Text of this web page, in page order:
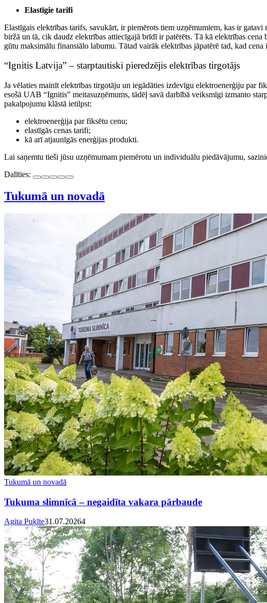
Elastīgie tarifi
Elastīgais elektrības tarifs, savukārt, ir piemērots tiem uzņēmumiem, kas ir
biržā un tā, cik daudz elektrības attiecīgajā brīdī ir patērēts. Tā kā elektrības
gūtu maksimālu finansiālo labumu. Tātad vairāk elektrības jāpatērē tad, kad
“Ignitis Latvija” – starptautiski pieredzējis elektrības tirgotājs
Ja vēlaties mainīt elektrības tirgotāju un iegādāties izdevīgu elektroenerģiju par
esošā UAB “Ignitis” meitasuzņēmums, tādēļ savā darbībā veiksmīgi izmanto
pakalpojumu klāstā ietilpst:
elektroenerģija par fiksētu cenu;
elastīgās cenas tarifi;
kā arī atjaunīgās enerģijas produkti.
Lai saņemtu tieši jūsu uzņēmumam piemērotu un individuālu piedāvājumu,
Dalīties:
Tukumā un novadā
Tukumā un novadā
Tukuma slimnīcā – negaidīta vakara pārbaude
Agita Puķīte31.07.20264